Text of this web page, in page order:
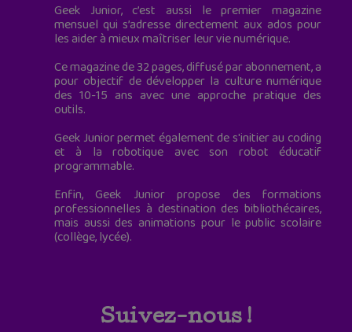
Geek Junior, c’est aussi le premier magazine
mensuel qui s’adresse directement aux ados pour
les aider à mieux maîtriser leur vie numérique.
Ce magazine de 32 pages, diffusé par abonnement, a
pour objectif de développer la culture numérique
des 10-15 ans avec une approche pratique des
outils.
Geek Junior permet également de s'initier au coding
et à la robotique avec son robot éducatif
programmable.
Enfin, Geek Junior propose des formations
professionnelles à destination des bibliothécaires,
mais aussi des animations pour le public scolaire
(collège, lycée).
Suivez-nous !